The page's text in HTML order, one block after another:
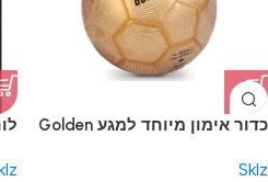
כדור אימון מיוחד למגע Golden
Sklz